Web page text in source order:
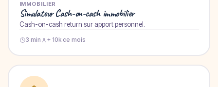
IMMOBILIER
Simulateur Cash-on-cash immobilier
Cash-on-cash return sur apport personnel.
3 min + 10k ce mois